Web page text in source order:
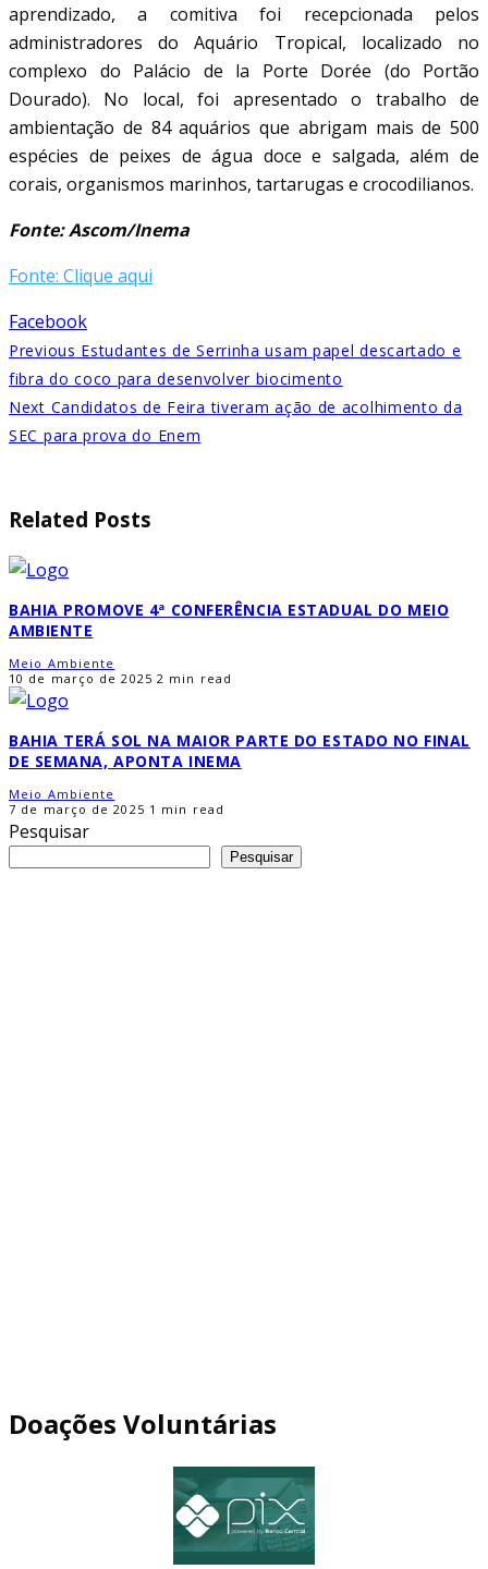
aprendizado, a comitiva foi recepcionada pelos
administradores do Aquário Tropical, localizado no
complexo do Palácio de la Porte Dorée (do Portão
Dourado). No local, foi apresentado o trabalho de
ambientação de 84 aquários que abrigam mais de 500
espécies de peixes de água doce e salgada, além de
corais, organismos marinhos, tartarugas e crocodilianos.
Fonte: Ascom/Inema
Fonte: Clique aqui
Facebook
Previous Estudantes de Serrinha usam papel descartado e
fibra do coco para desenvolver biocimento
Next Candidatos de Feira tiveram ação de acolhimento da
SEC para prova do Enem
Related Posts
BAHIA PROMOVE 4ª CONFERÊNCIA ESTADUAL DO MEIO
AMBIENTE
Meio Ambiente
10 de março de 2025 2 min read
BAHIA TERÁ SOL NA MAIOR PARTE DO ESTADO NO FINAL
DE SEMANA, APONTA INEMA
Meio Ambiente
7 de março de 2025 1 min read
Pesquisar
Pesquisar
Doações Voluntárias